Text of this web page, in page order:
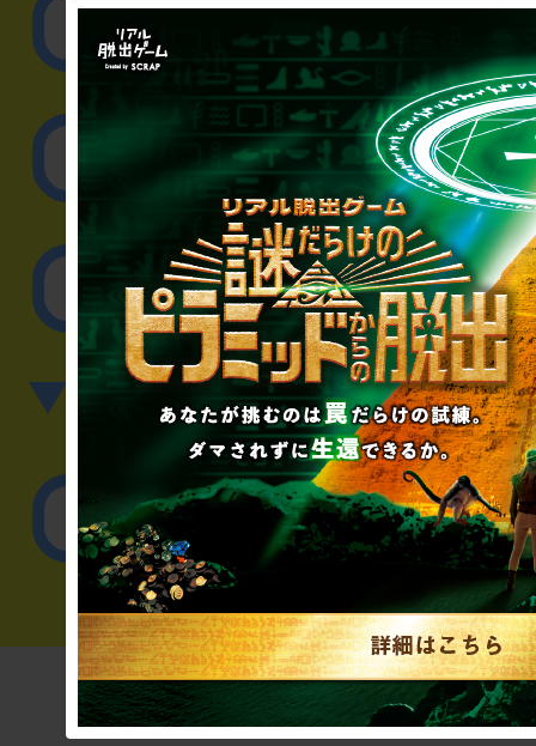
リアル脱出ゲーム制作
取材に関するお
その他のご相談／
▼英語、中国語でのお問
English／